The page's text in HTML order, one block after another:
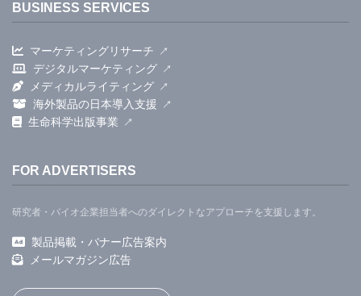
BUSINESS SERVICES
マーケティングリサーチ
デジタルマーケティング
メディカルライティング
海外製品の日本導入支援
生命科学出版事業
FOR ADVERTISERS
研究者・バイオ企業担当者へのダイレクトなアプローチを支援します。
製品掲載・バナー広告案内
メールマガジン広告